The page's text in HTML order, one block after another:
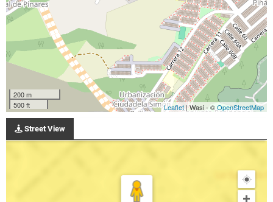
200 m
500 ft
Leaflet| Wasi - ©OpenStreetMap
Street View